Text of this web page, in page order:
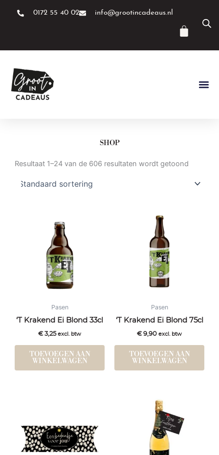
0172 55 40 02 info@grootincadeaus.nl
SHOP
Resultaat 1–24 van de 606 resultaten wordt getoond
Pasen
‘T Krakend Ei Blond 33cl
€3,25 excl. btw
TOEVOEGEN AAN
WINKELWAGEN
Pasen
‘T Krakend Ei Blond 75cl
€9,90 excl. btw
TOEVOEGEN AAN
WINKELWAGEN